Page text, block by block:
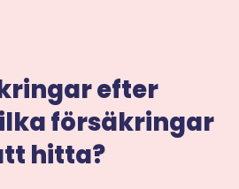
efter
försäkringar
hitta?